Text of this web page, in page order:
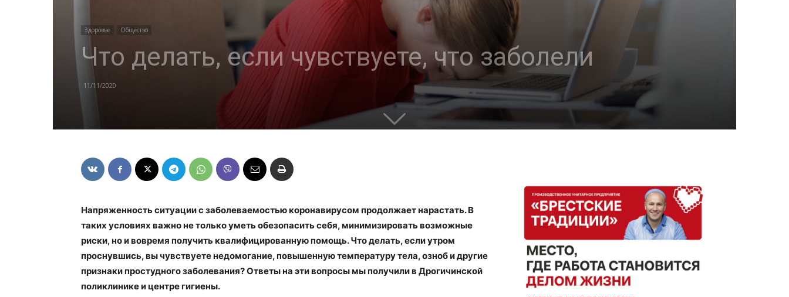
Здоровье Общество
Что делать, если чувствуете, что заболели
11/11/2020
Напряженность ситуации с заболеваемостью коронавирусом продолжает нарастать. В
таких условиях важно не только уметь обезопасить себя, минимизировать возможные
риски, но и вовремя получить квалифицированную помощь. Что делать, если утром
проснувшись, вы чувствуете недомогание, повышенную температуру тела, озноб и другие
признаки простудного заболевания? Ответы на эти вопросы мы получили в Дрогичинской
поликлинике и центре гигиены.